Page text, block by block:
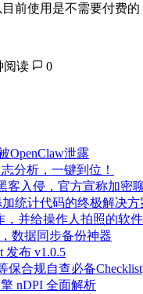
前使用是不需要付费
阅读 0
OpenClaw泄露
分析，一键到位！
客入侵，官方宣称加密
加统计代码的终极解决方
，并给操作人拍照的软件
数据同步备份神器
发布 v1.0.5
保合规自查必备Checklist
nDPI 全面解析